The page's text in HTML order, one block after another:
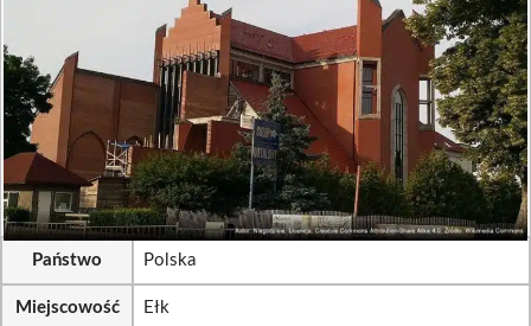
Państwo Polska
Miejscowość Ełk